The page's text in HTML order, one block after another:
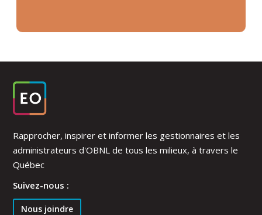
Rapprocher, inspirer et informer les gestionnaires et les
administrateurs d'OBNL de tous les milieux, à travers le
Québec
Suivez-nous :
Nous joindre